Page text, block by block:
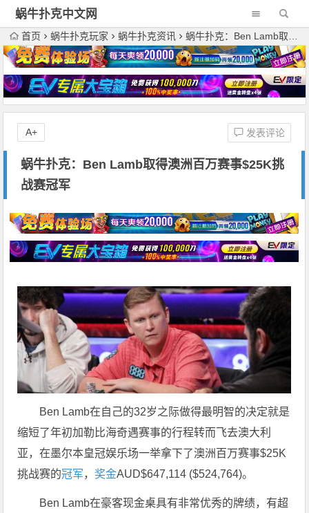
蜗牛扑克中文网
首页 蜗牛扑克玩家 蜗牛扑克资讯 蜗牛扑克：Ben Lamb取得澳洲百万赛事$25K挑战赛冠军
蜗牛扑克：Ben Lamb取得澳洲百万赛事$25K挑
战赛冠军
发表评论
A+
Ben Lamb在自己的32岁之际做得最明智的决定就是
缩短了年初加勒比海奇遇赛事的行程转而飞去澳大利
亚，在墨尔本皇冠娱乐场一举拿下了澳洲百万赛事$25K
挑战赛的冠军， 奖金AUD$647,114 ($524,764)。
Ben Lamb在豪客现金桌具有非常优秀的牌绩，有超